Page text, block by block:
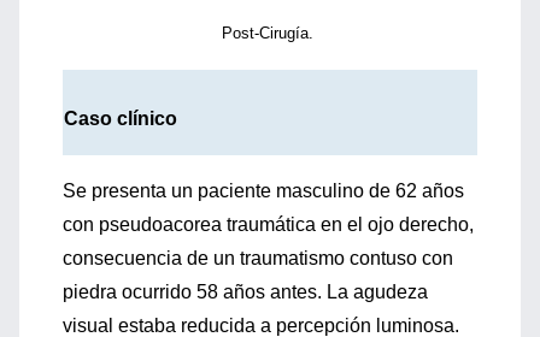
Post-Cirugía.
Caso clínico
Se presenta un paciente masculino de 62 años
con pseudoacorea traumática en el ojo derecho,
consecuencia de un traumatismo contuso con
piedra ocurrido 58 años antes. La agudeza
visual estaba reducida a percepción luminosa.